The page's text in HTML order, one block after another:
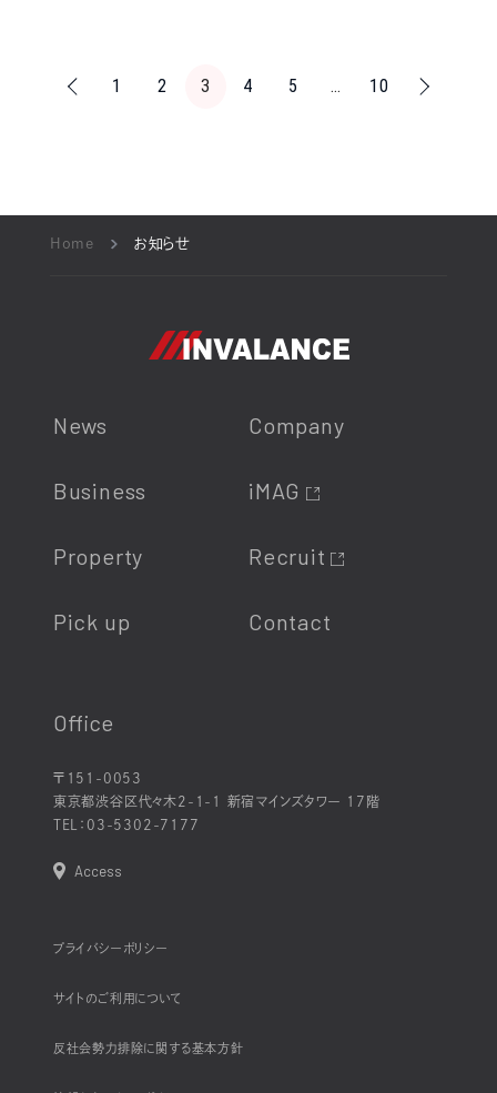
1 2 3 4 5 … 10
Home お知らせ
News
Business
Property
Pick up
Company
iMAG
Recruit
Contact
Office
〒151-0053
東京都渋谷区代々木2-1-1 新宿マインズタワー 17階
TEL： 03-5302-7177
Access
プライバシーポリシー
サイトのご利用について
反社会勢力排除に関する基本方針